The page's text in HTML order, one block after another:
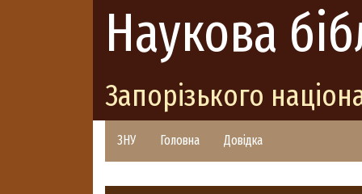
Наукова
Запорізького
ЗНУ Головна Довідка